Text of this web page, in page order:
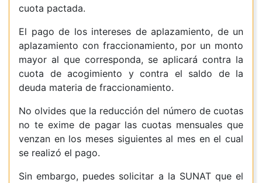
cuota pactada.
El pago de los intereses de aplazamiento, de un
aplazamiento con fraccionamiento, por un monto
mayor al que corresponda, se aplicará contra la
cuota de acogimiento y contra el saldo de la
deuda materia de fraccionamiento.
No olvides que la reducción del número de cuotas
no te exime de pagar las cuotas mensuales que
venzan en los meses siguientes al mes en el cual
se realizó el pago.
Sin embargo, puedes solicitar a la SUNAT que el